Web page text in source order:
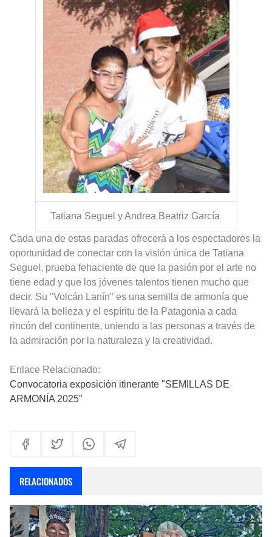
Tatiana Seguel y Andrea Beatriz García
Cada una de estas paradas ofrecerá a los espectadores la
oportunidad de conectar con la visión única de Tatiana
Seguel, prueba fehaciente de que la pasión por el arte no
tiene edad y que los jóvenes talentos tienen mucho que
decir. Su "Volcán Lanín" es una semilla de armonía que
llevará la belleza y el espíritu de la Patagonia a cada
rincón del continente, uniendo a las personas a través de
la admiración por la naturaleza y la creatividad.
Enlace Relacionado:
Convocatoria exposición itinerante "SEMILLAS DE
ARMONÍA 2025"
RELACIONADOS